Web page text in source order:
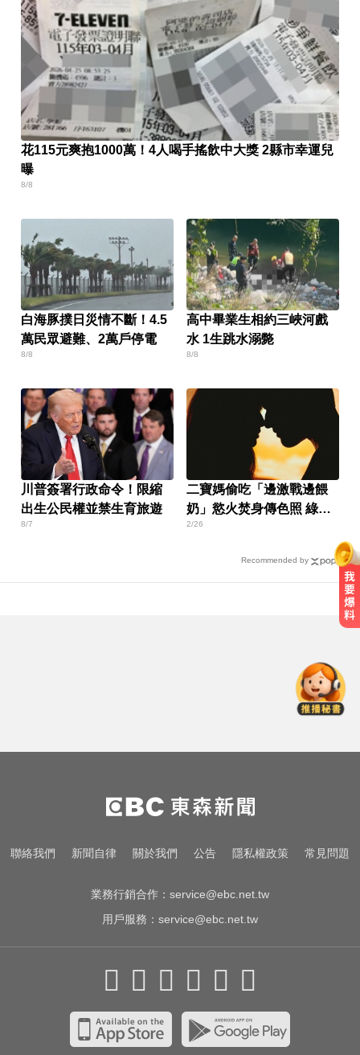
花115元爽抱1000萬！4人喝手搖飲中大獎 2縣市幸運兒
曝
8/8
白海豚撲日災情不斷！4.5
萬民眾避難、2萬戶停電
8/8
高中畢業生相約三峽河戲
水 1生跳水溺斃
8/8
川普簽署行政命令！限縮
出生公民權並禁生育旅遊
8/7
二寶媽偷吃「邊激戰邊餵
奶」慾火焚身傳色照 綠帽
尪崩潰
2/26
Recommended by
最大建築」 亮點一次看
明年起0~18歲「每月領5千」 賴清
德喊：此時不生待何時
很多人每天都在做！3錯誤習慣 恐
聯絡我們 新聞自律 關於我們 公告 隱私權政策 常見問題
業務行銷合作： service@ebc.net.tw
用戶服務： service@ebc.net.tw